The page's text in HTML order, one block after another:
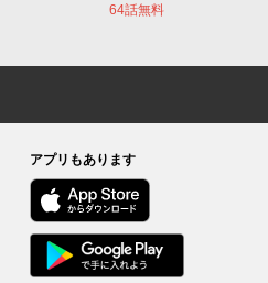
64話無料
アプリもあります